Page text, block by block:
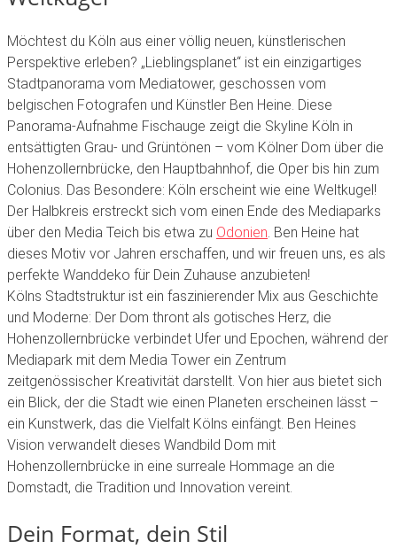
Möchtest du Köln aus einer völlig neuen, künstlerischen
Perspektive erleben? „Lieblingsplanet“ ist ein einzigartiges
Stadtpanorama vom Mediatower, geschossen vom
belgischen Fotografen und Künstler Ben Heine. Diese
Panorama-Aufnahme Fischauge zeigt die Skyline Köln in
entsättigten Grau- und Grüntönen – vom Kölner Dom über die
Hohenzollernbrücke, den Hauptbahnhof, die Oper bis hin zum
Colonius. Das Besondere: Köln erscheint wie eine Weltkugel!
Der Halbkreis erstreckt sich vom einen Ende des Mediaparks
über den Media Teich bis etwa zu Odonien. Ben Heine hat
dieses Motiv vor Jahren erschaffen, und wir freuen uns, es als
perfekte Wanddeko für Dein Zuhause anzubieten!
Kölns Stadtstruktur ist ein faszinierender Mix aus Geschichte
und Moderne: Der Dom thront als gotisches Herz, die
Hohenzollernbrücke verbindet Ufer und Epochen, während der
Mediapark mit dem Media Tower ein Zentrum
zeitgenössischer Kreativität darstellt. Von hier aus bietet sich
ein Blick, der die Stadt wie einen Planeten erscheinen lässt –
ein Kunstwerk, das die Vielfalt Kölns einfängt. Ben Heines
Vision verwandelt dieses Wandbild Dom mit
Hohenzollernbrücke in eine surreale Hommage an die
Domstadt, die Tradition und Innovation vereint.
Dein Format, dein Stil